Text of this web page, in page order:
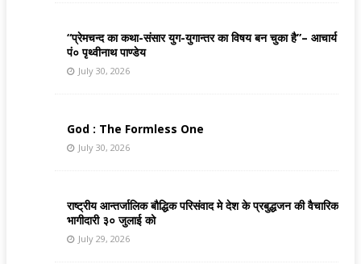
“प्रेमचन्द का कथा-संसार युग-युगान्तर का विषय बन चुका है”– आचार्य
पं० पृथ्वीनाथ पाण्डेय
July 30, 2026
God : The Formless One
July 30, 2026
राष्ट्रीय आन्तर्जालिक बौद्धिक परिसंवाद मे देश के प्रबुद्धजन की वैचारिक
भागीदारी ३० जुलाई को
July 29, 2026